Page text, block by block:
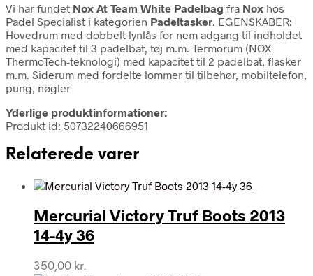
Vi har fundet Nox At Team White Padelbag fra Nox hos
Padel Specialist i kategorien Padeltasker. EGENSKABER:
Hovedrum med dobbelt lynlås for nem adgang til indholdet
med kapacitet til 3 padelbat, tøj m.m. Termorum (NOX
ThermoTech-teknologi) med kapacitet til 2 padelbat, flasker
m.m. Siderum med fordelte lommer til tilbehør, mobiltelefon,
pung, nøgler
Yderlige produktinformationer:
Produkt id: 50732240666951
Relaterede varer
Mercurial Victory Truf Boots 2013
14-4y 36
350,00 kr.